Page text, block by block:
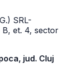
SRL-
et. 4, sector
jud. Cluj